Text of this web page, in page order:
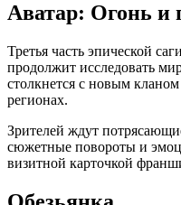
Аватар: Огонь и
Третья часть эпической
продолжит исследовать
столкнется с новым
регионах.
Зрителей ждут
сюжетные повороты и
визитной карточкой